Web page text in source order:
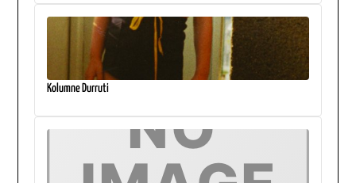
Kolumne Durruti